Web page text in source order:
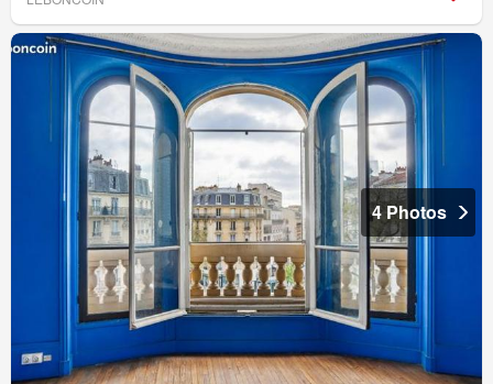
4 Photos